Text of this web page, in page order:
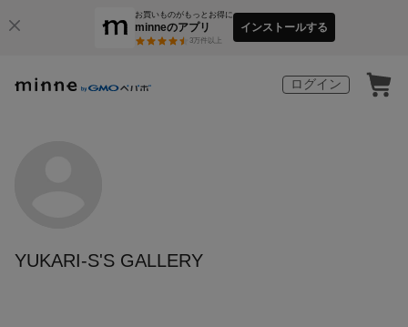
お買いものがもっとお得に
minneのアプリ
3万件以上
インストールする
ログイン
YUKARI-S'S GALLERY